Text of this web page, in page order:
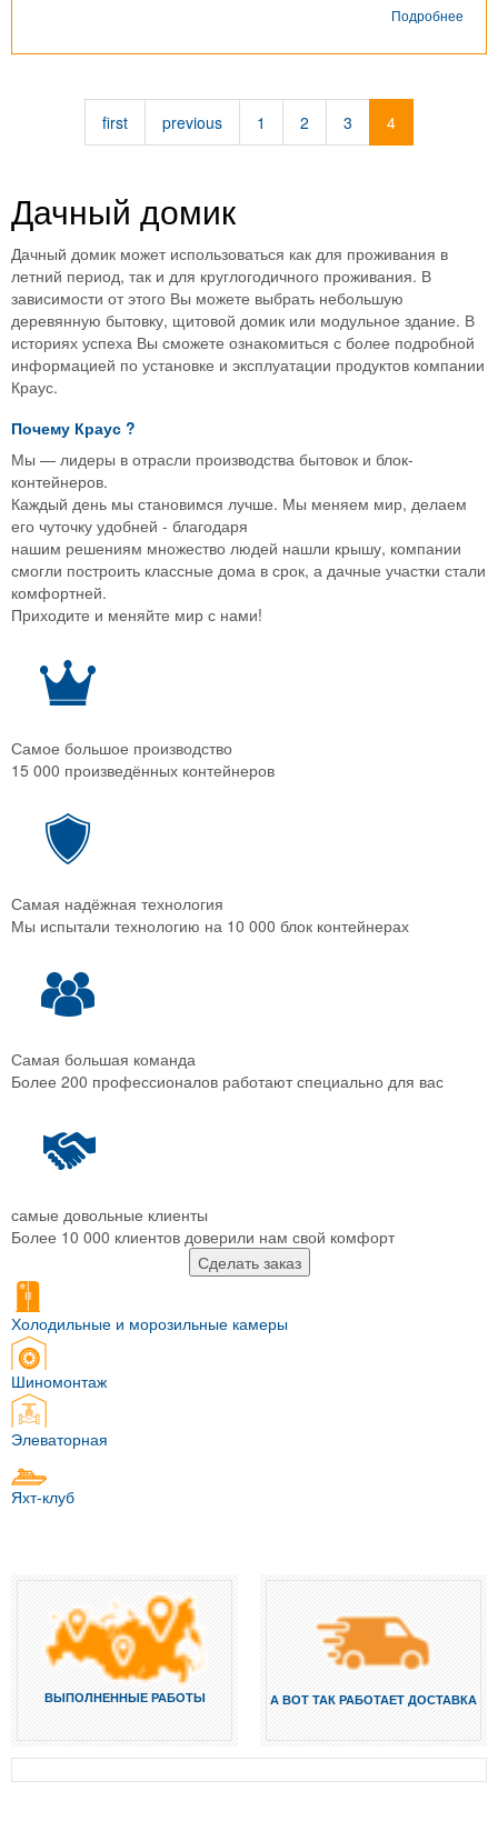
Подробнее
first previous 1 2 3 4
Дачный домик
Дачный домик может использоваться как для проживания в
летний период, так и для круглогодичного проживания. В
зависимости от этого Вы можете выбрать небольшую
деревянную бытовку, щитовой домик или модульное здание. В
историях успеха Вы сможете ознакомиться с более подробной
информацией по установке и эксплуатации продуктов компании
Краус.
Почему Краус ?
Мы — лидеры в отрасли производства бытовок и блок-
контейнеров.
Каждый день мы становимся лучше. Мы меняем мир, делаем
его чуточку удобней - благодаря
нашим решениям множество людей нашли крышу, компании
смогли построить классные дома в срок, а дачные участки стали
комфортней.
Приходите и меняйте мир с нами!
Самое большое производство
15 000 произведённых контейнеров
Самая надёжная технология
Мы испытали технологию на 10 000 блок контейнерах
Самая большая команда
Более 200 профессионалов работают специально для вас
самые довольные клиенты
Более 10 000 клиентов доверили нам свой комфорт
Сделать заказ
Холодильные и морозильные камеры
Шиномонтаж
Элеваторная
Яхт-клуб
ВЫПОЛНЕННЫЕ РАБОТЫ А ВОТ ТАК РАБОТАЕТ ДОСТАВКА